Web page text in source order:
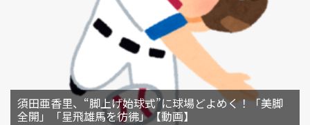
須田亜香里、“脚上げ始球式”に球場どよめく！「美脚
全開」「星飛雄馬を彷彿」【動画】